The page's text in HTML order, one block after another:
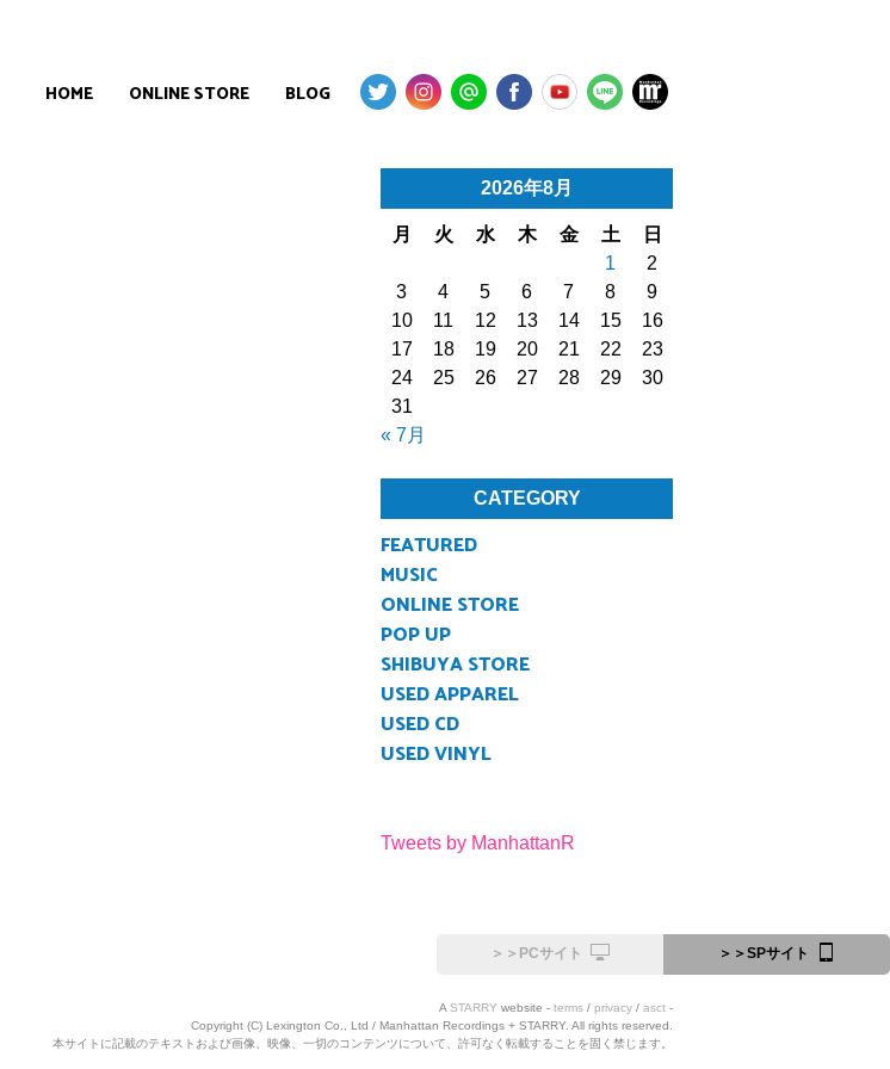
HOME ONLINE STORE BLOG
2026年8月
月 火 水 木 金 土 日
« 7月
1
2
3
4 5 6 7 8
9
10
11 12 13 14 15
16
17
18 19 20 21 22
23
24
25 26 27 28 29
30
31
CATEGORY
FEATURED
MUSIC
ONLINE STORE
POP UP
SHIBUYA STORE
USED APPAREL
USED CD
USED VINYL
Tweets by ManhattanR
＞＞PCサイト ＞＞SPサイト
A STARRY website - terms / privacy / asct -
Copyright (C) Lexington Co., Ltd / Manhattan Recordings + STARRY. All rights reserved.
本サイトに記載のテキストおよび画像、映像、一切のコンテンツについて、許可なく転載することを固く禁じます。